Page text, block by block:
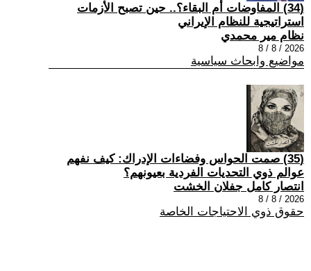
(34) المفاوضات أم البقاء؟.. حين تصبح الأزمات
استراتيجية للنظام الإيراني
نظام مير محمدي
2026 / 8 / 8
مواضيع وابحاث سياسية
(35) صمت الحواس وفضاءات الإدراك: كيف نفهم
عوالم ذوي التحديات الفردية بعيونهم؟
انتصار كامل جفلان الخشت
2026 / 8 / 8
حقوق ذوي الاحتياجات الخاصة